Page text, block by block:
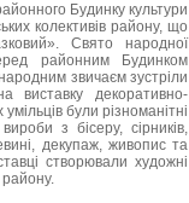
Будинку культури
колективів району, що
Свято народної
районним Будинком
народним звичаєм зустріли
виставку декоративно-
були різноманітні
з бісеру, сірників,
декупаж, живопис та
створювали художні
району.